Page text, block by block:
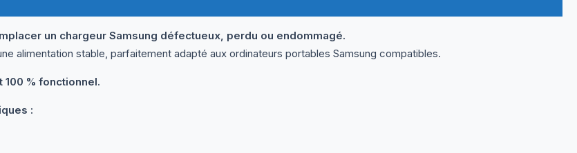
un chargeur Samsung défectueux, perdu ou endommagé.
alimentation stable, parfaitement adapté aux ordinateurs portables Samsung compatibles.
% fonctionnel.
: